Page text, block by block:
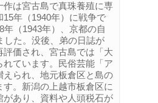
作は宮古島で真珠養殖に専
年（1940年）に戦争で
年（1943年）、京都の自
した。没後、弟の日誌が
評価され、宮古島では「大
れています。民俗芸能「ア
えられ、地元板倉区と島の
。新潟の上越市板倉区に
があり、資料や人頭税石が